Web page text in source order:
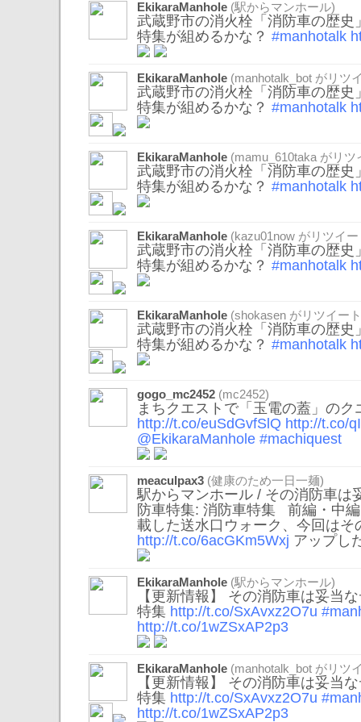
EkikaraManhole (駅からマンホール)
武蔵野市の消火栓「消防車の歴史
特集が組めるかな？ #manhotalk
EkikaraManhole (manhotalk_bot がリツ
武蔵野市の消火栓「消防車の歴史
特集が組めるかな？ #manhotalk
EkikaraManhole (mamu_610taka がリツ
武蔵野市の消火栓「消防車の歴史
特集が組めるかな？ #manhotalk
EkikaraManhole (kazu01now がリツイー
武蔵野市の消火栓「消防車の歴史
特集が組めるかな？ #manhotalk
EkikaraManhole (shokasen がリツイー
武蔵野市の消火栓「消防車の歴史
特集が組めるかな？ #manhotalk
gogo_mc2452 (mc2452)
まちクエストで「玉電の蓋」の
http://t.co/euSdGvfSlQ http://t.co/
@EkikaraManhole #machiquest
meaculpax3 (健康のため一日一麺)
駅からマンホール / その消防車は
防車特集: 消防車特集 前編・中
載した送水口ウォーク、今回はそ
http://t.co/6acGKm5Wxj アップし
EkikaraManhole (駅からマンホール)
【更新情報】 その消防車は妥当
特集 http://t.co/SxAvxz2O7u
http://t.co/1wZSxAP2p3
EkikaraManhole (manhotalk_bot がリツ
【更新情報】 その消防車は妥当
特集 http://t.co/SxAvxz2O7u
http://t.co/1wZSxAP2p3